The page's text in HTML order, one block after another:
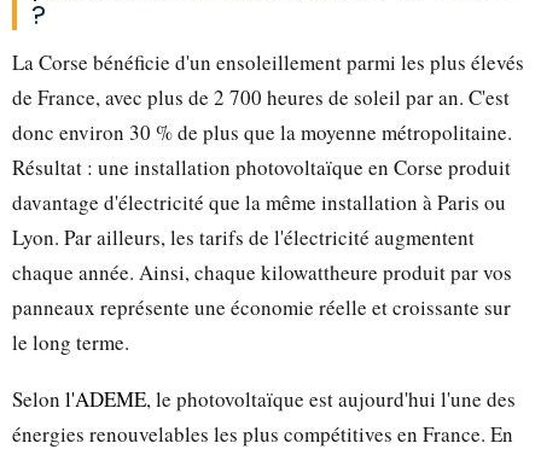
?
La Corse bénéficie d'un ensoleillement parmi les plus élevés
de France, avec plus de 2 700 heures de soleil par an. C'est
donc environ 30 % de plus que la moyenne métropolitaine.
Résultat : une installation photovoltaïque en Corse produit
davantage d'électricité que la même installation à Paris ou
Lyon. Par ailleurs, les tarifs de l'électricité augmentent
chaque année. Ainsi, chaque kilowattheure produit par vos
panneaux représente une économie réelle et croissante sur
le long terme.
Selon l'ADEME, le photovoltaïque est aujourd'hui l'une des
énergies renouvelables les plus compétitives en France. En